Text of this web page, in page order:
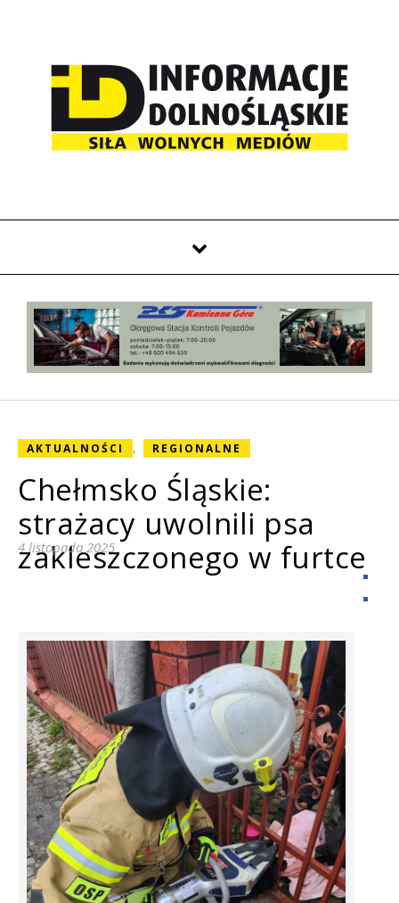
AKTUALNOŚCI , REGIONALNE
Chełmsko Śląskie:
strażacy uwolnili psa
zakleszczonego w furtce
4 listopada 2025